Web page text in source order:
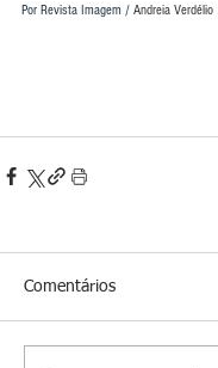
Por Revista Imagem / Andreia Verdélio
Comentários